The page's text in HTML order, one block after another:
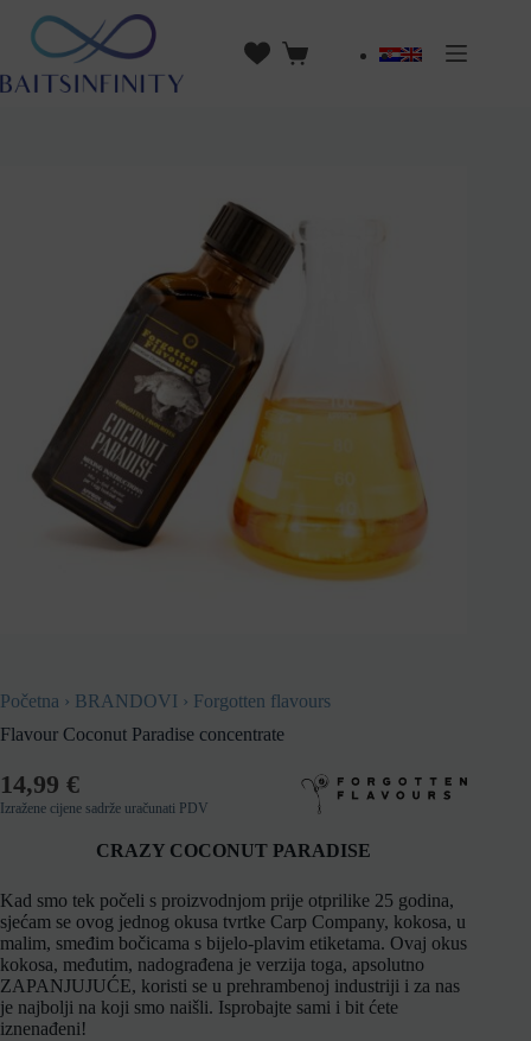
Početna › BRANDOVI › Forgotten flavours
Flavour Coconut Paradise concentrate
14,99 €
Izražene cijene sadrže uračunati PDV
CRAZY COCONUT PARADISE
Kad smo tek počeli s proizvodnjom prije otprilike 25 godina,
sjećam se ovog jednog okusa tvrtke Carp Company, kokosa, u
malim, smeđim bočicama s bijelo-plavim etiketama. Ovaj okus
kokosa, međutim, nadograđena je verzija toga, apsolutno
ZAPANJUJUĆE, koristi se u prehrambenoj industriji i za nas
je najbolji na koji smo naišli. Isprobajte sami i bit ćete
iznenađeni!